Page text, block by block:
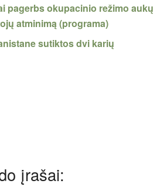
pagerbs okupacinio režimo aukų
atminimą (programa)
sutiktos dvi karių
įrašai: